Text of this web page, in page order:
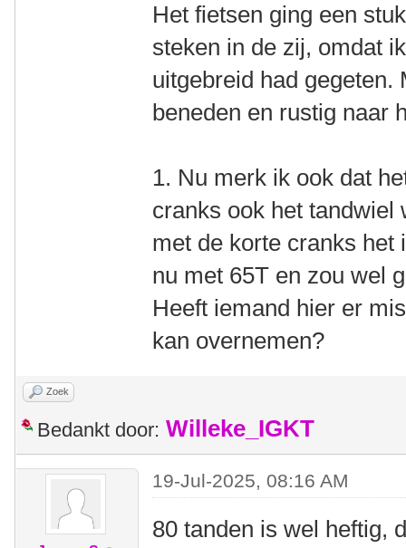
Het fietsen ging een
steken in de zij, omdat
uitgebreid had gegeten.
beneden en rustig naar
1. Nu merk ik ook dat
cranks ook het tandwiel
met de korte cranks het
nu met 65T en zou wel
Heeft iemand hier er
kan overnemen?
Zoek
Bedankt door: Willeke_IGKT
19-Jul-2025, 08:16 AM
80 tanden is wel heftig,